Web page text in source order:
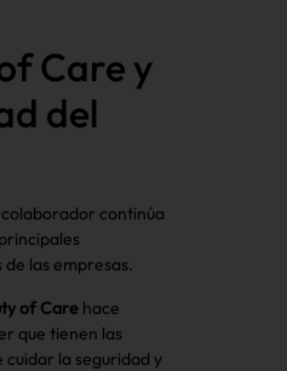
Care y
del
continúa
las empresas.
of Care hace
que tienen las
cuidar la seguridad y